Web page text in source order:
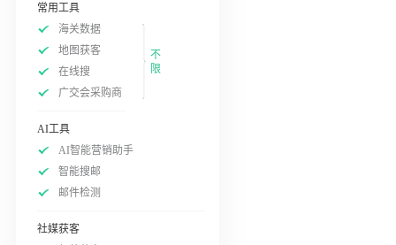
常用工具
海关数据
地图获客
在线搜
广交会采购商
不
限
AI工具
AI智能营销助手
智能搜邮
邮件检测
社媒获客